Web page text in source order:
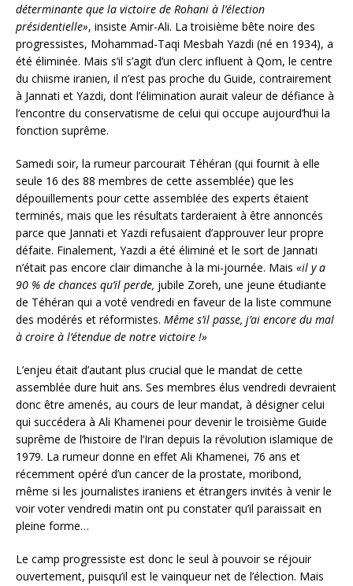
déterminante que la victoire de Rohani à l’élection
présidentielle», insiste Amir-Ali. La troisième bête noire des
progressistes, Mohammad-Taqi Mesbah Yazdi (né en 1934), a
été éliminée. Mais s’il s’agit d’un clerc influent à Qom, le centre
du chiisme iranien, il n’est pas proche du Guide, contrairement
à Jannati et Yazdi, dont l’élimination aurait valeur de défiance à
l’encontre du conservatisme de celui qui occupe aujourd’hui la
fonction suprême.
Samedi soir, la rumeur parcourait Téhéran (qui fournit à elle
seule 16 des 88 membres de cette assemblée) que les
dépouillements pour cette assemblée des experts étaient
terminés, mais que les résultats tarderaient à être annoncés
parce que Jannati et Yazdi refusaient d’approuver leur propre
défaite. Finalement, Yazdi a été éliminé et le sort de Jannati
n’était pas encore clair dimanche à la mi-journée. Mais «il y a
90 % de chances qu’il perde, jubile Zoreh, une jeune étudiante
de Téhéran qui a voté vendredi en faveur de la liste commune
des modérés et réformistes. Même s’il passe, j’ai encore du mal
à croire à l’étendue de notre victoire !»
L’enjeu était d’autant plus crucial que le mandat de cette
assemblée dure huit ans. Ses membres élus vendredi devraient
donc être amenés, au cours de leur mandat, à désigner celui
qui succédera à Ali Khamenei pour devenir le troisième Guide
suprême de l’histoire de l’Iran depuis la révolution islamique de
1979. La rumeur donne en effet Ali Khamenei, 76 ans et
récemment opéré d’un cancer de la prostate, moribond,
même si les journalistes iraniens et étrangers invités à venir le
voir voter vendredi matin ont pu constater qu’il paraissait en
pleine forme…
Le camp progressiste est donc le seul à pouvoir se réjouir
ouvertement, puisqu’il est le vainqueur net de l’élection. Mais